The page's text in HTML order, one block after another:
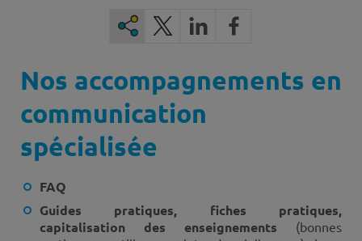
Nos accompagnements en
communication
spécialisée
FAQ
Guides pratiques, fiches pratiques,
capitalisation des enseignements (bonnes